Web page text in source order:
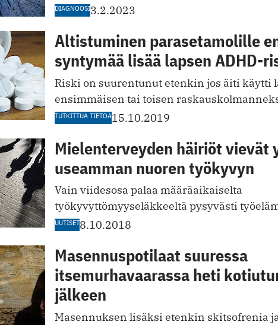
DIAGNOOSI3.2.2023
Altistuminen parasetamolille
syntymää lisää lapsen ADHD-
Riski on suurentunut etenkin jos äiti käytti
ensimmäisen tai toisen
TUTKITTUA TIETOA15.10.2019
Mielenterveyden häiriöt vievät
useamman nuoren työkyvyn
Vain viidesosa palaa määräaikaiselta
työkyvyttömyyseläkkeeltä pysyvästi
UUTISET8.10.2018
Masennuspotilaat suuressa
itsemurhavaarassa heti
jälkeen
Masennuksen lisäksi etenkin skitsofrenia